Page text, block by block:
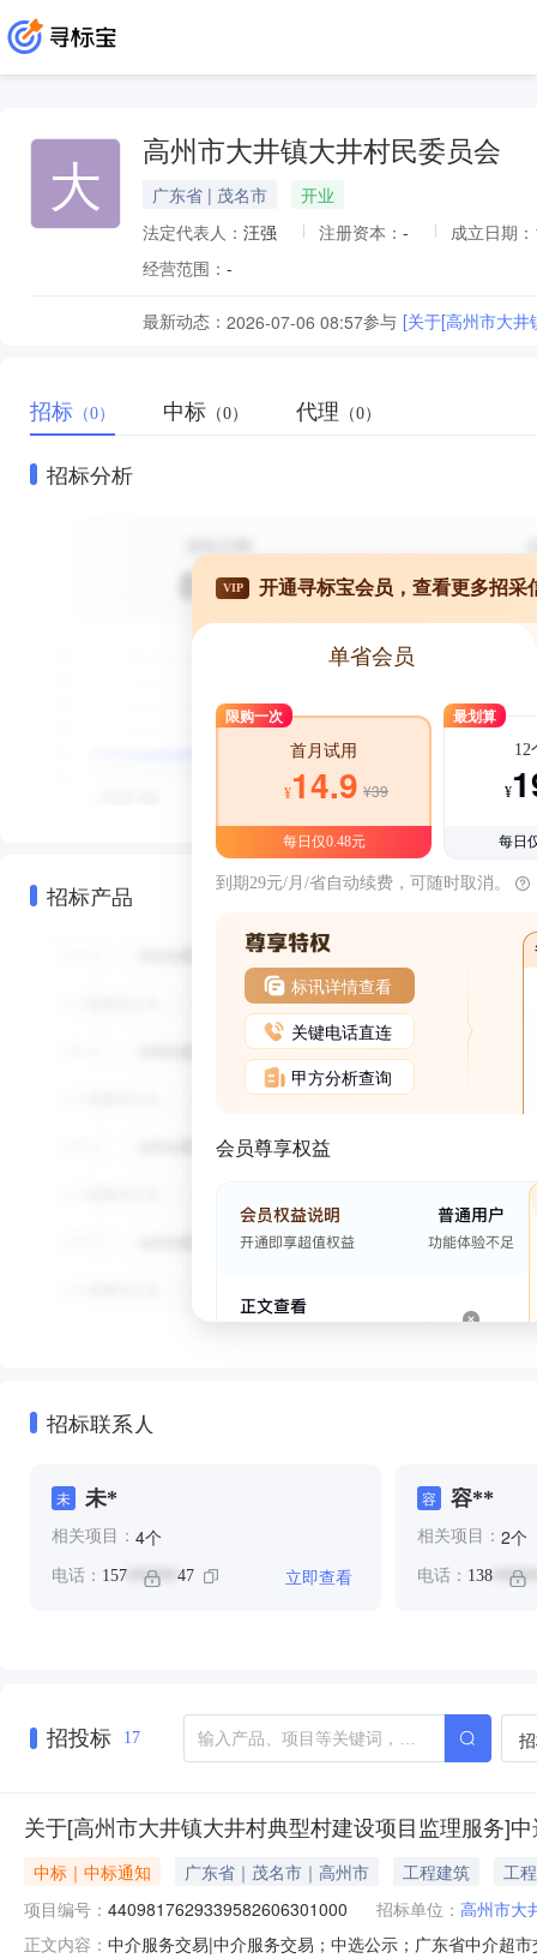
大 高州市大井镇大井村民委员会
广东省 | 茂名市
开业
法定代表人： 汪强 注册资本： - 成立日期：
经营范围： -
最新动态： 2026-07-06 08:57参与 [关于[高州市大
招标 （0） 中标 （0） 代理 （0）
招标分析
招标产品
VIP 开通寻标宝会员，查看更多招采
单省会员
限购一次
首月试用
¥14.9 ¥39
每日仅0.48元
最划算
12
¥
每日
到期29元/月/省自动续费，可随时取消。
标讯详情查看
关键电话直连
甲方分析查询
会员尊享权益
招标联系人
未 未*
相关项目： 4个
电话： 157 ****** 47 立即查看
容 容**
相关项目： 2个
电话： 138
招投标 17
关于[高州市大井镇大井村典型村建设项目监理服务]
中标｜中标通知 广东省｜茂名市｜高州市 工程建筑
工程
项目编号： 4409817629339582606301000 招标单位： 高州市大
正文内容： 中介服务交易|中介服务交易；中选公示；广东省中介超